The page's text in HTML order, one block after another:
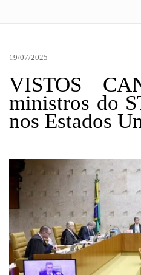
19/07/2025
VISTOS
ministros do
nos Estados